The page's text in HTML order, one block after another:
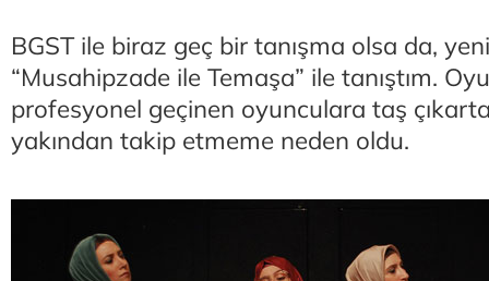
BGST ile biraz geç bir tanışma olsa da,
“Musahipzade ile Temaşa” ile tanıştım.
profesyonel geçinen oyunculara taş
yakından takip etmeme neden oldu.